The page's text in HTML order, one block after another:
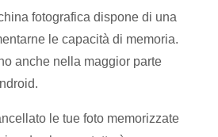
fotografica dispone di una
le capacità di memoria.
anche nella maggior parte
le tue foto memorizzate